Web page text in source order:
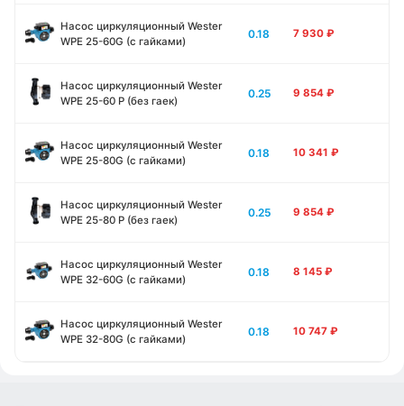
Насос циркуляционный Wester
WPE 25-60G (с гайками)
0.18 7 930 ₽
Насос циркуляционный Wester
WPE 25-60 P (без гаек)
0.25 9 854 ₽
Насос циркуляционный Wester
WPE 25-80G (с гайками)
0.18 10 341 ₽
Насос циркуляционный Wester
WPE 25-80 P (без гаек)
0.25 9 854 ₽
Насос циркуляционный Wester
WPE 32-60G (с гайками)
0.18 8 145 ₽
Насос циркуляционный Wester
WPE 32-80G (с гайками)
0.18 10 747 ₽